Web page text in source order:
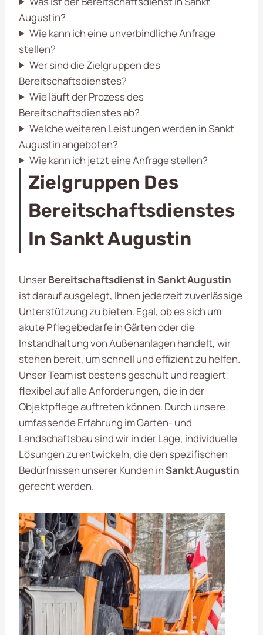
Augustin?
Wie kann ich eine unverbindliche Anfrage
stellen?
Wer sind die Zielgruppen des
Bereitschaftsdienstes?
Wie läuft der Prozess des
Bereitschaftsdienstes ab?
Welche weiteren Leistungen werden in Sankt
Augustin angeboten?
Wie kann ich jetzt eine Anfrage stellen?
Zielgruppen Des
Bereitschaftsdienstes
In Sankt Augustin
UnserBereitschaftsdienst in Sankt Augustin
ist darauf ausgelegt, Ihnen jederzeit zuverlässige
Unterstützung zu bieten. Egal, ob es sich um
akute Pflegebedarfe in Gärten oder die
Instandhaltung von Außenanlagen handelt, wir
stehen bereit, um schnell und effizient zu helfen.
Unser Team ist bestens geschult und reagiert
flexibel auf alle Anforderungen, die in der
Objektpflege auftreten können. Durch unsere
umfassende Erfahrung im Garten- und
Landschaftsbau sind wir in der Lage, individuelle
Lösungen zu entwickeln, die den spezifischen
Bedürfnissen unserer Kunden inSankt Augustin
gerecht werden.